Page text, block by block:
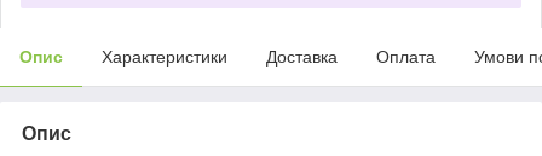
Опис Характеристики Доставка Оплата Умови
Опис